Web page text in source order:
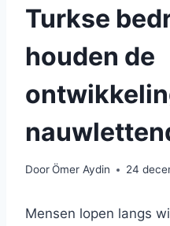
Turkse
houden de
DoorÖmer Aydin 24
Mensen lopen langs